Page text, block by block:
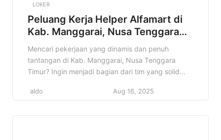
LOKER
Peluang Kerja Helper Alfamart di
Kab. Manggarai, Nusa Tenggara
Timur Terbaru Tahun 2025
Mencari pekerjaan yang dinamis dan penuh
tantangan di Kab. Manggarai, Nusa Tenggara
Timur? Ingin menjadi bagian dari tim yang solid
toko? Informasi lowongan Helper Alfamart ini
aldo Aug 16, 2025